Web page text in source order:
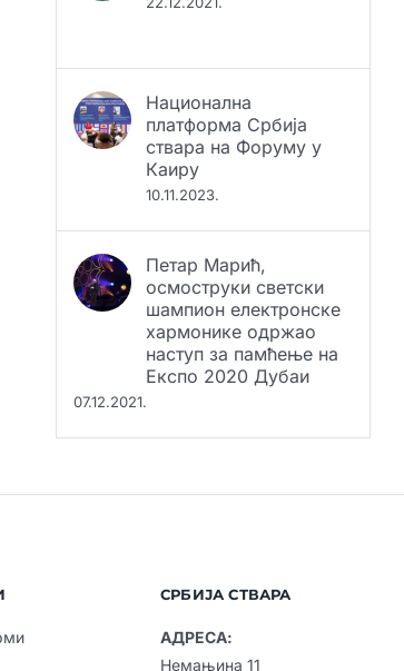
Национална
ствара на Форуму у
Каиру
10.11.2023.
Петар Марић,
шампион електронске
хармонике одржао
наступ за памћење на
Експо 2020 Дубаи
07.12.2021.
АДРЕСА:
Немањина 11
11000 Београд, Србија